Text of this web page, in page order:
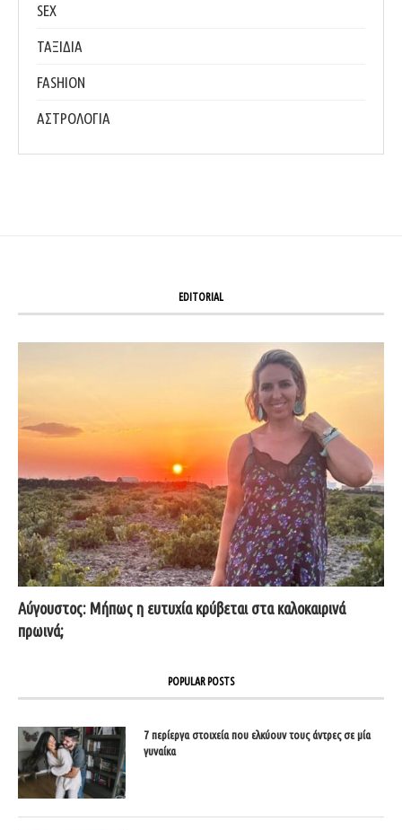
SEX
ΤΑΞΙΔΙΑ
FASHION
ΑΣΤΡΟΛΟΓΙΑ
EDITORIAL
Αύγουστος: Μήπως η ευτυχία κρύβεται στα καλοκαιρινά
πρωινά;
POPULAR POSTS
7 περίεργα στοιχεία που ελκύουν τους άντρες σε μία
γυναίκα